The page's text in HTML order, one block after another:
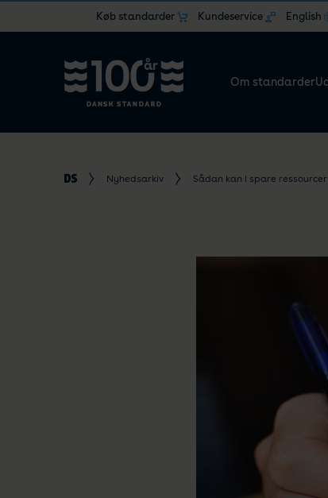
Køb standarder Kundeservice English
Om standarder
Nyhedsarkiv Sådan kan I spare ressourcer